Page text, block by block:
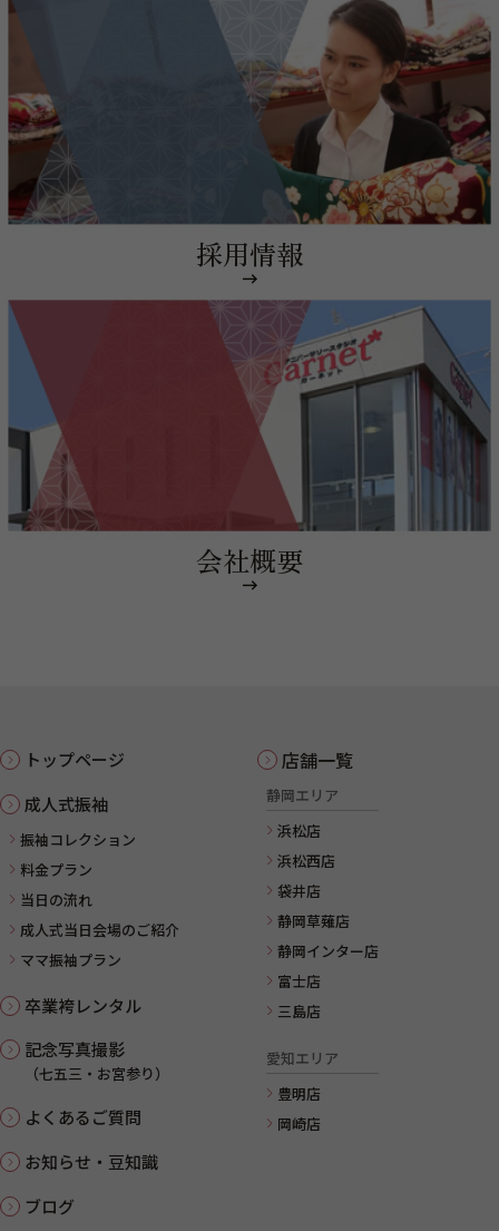
採用情報
会社概要
トップページ
成人式振袖
振袖コレクション
料金プラン
当日の流れ
成人式当日会場のご紹介
ママ振袖プラン
卒業袴レンタル
記念写真撮影
（七五三・お宮参り）
よくあるご質問
お知らせ・豆知識
ブログ
店舗一覧
静岡エリア
浜松店
浜松西店
袋井店
静岡草薙店
静岡インター店
富士店
三島店
愛知エリア
豊明店
岡崎店